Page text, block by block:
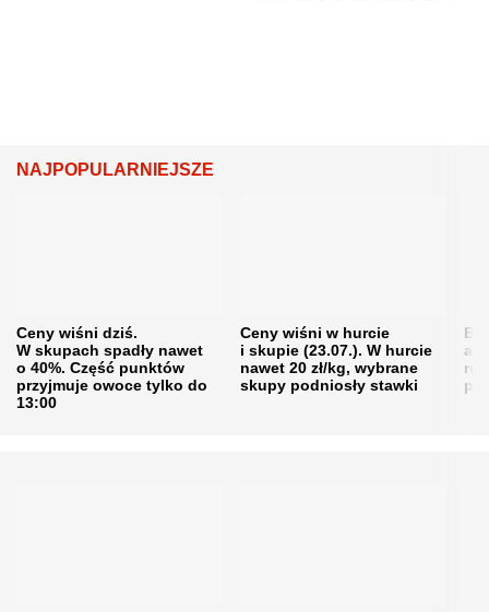
NAJPOPULARNIEJSZE
Ceny wiśni dziś.
W skupach spadły nawet
o 40%. Część punktów
przyjmuje owoce tylko do
13:00
Ceny wiśni w hurcie
i skupie (23.07.). W hurcie
nawet 20 zł/kg, wybrane
skupy podniosły stawki